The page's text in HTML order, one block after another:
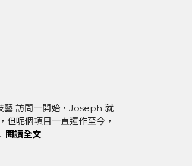
但呢個項目一直運作至今，
閱讀全文